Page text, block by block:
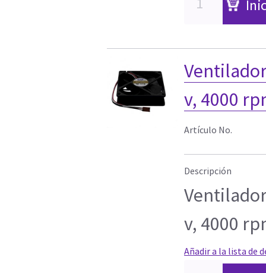
v, 4000
Artículo No.
Descripción
v, 4000
Añadir a la lista de